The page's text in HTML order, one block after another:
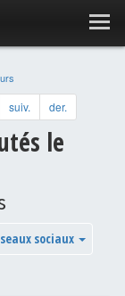
suiv. der.
le
sociaux